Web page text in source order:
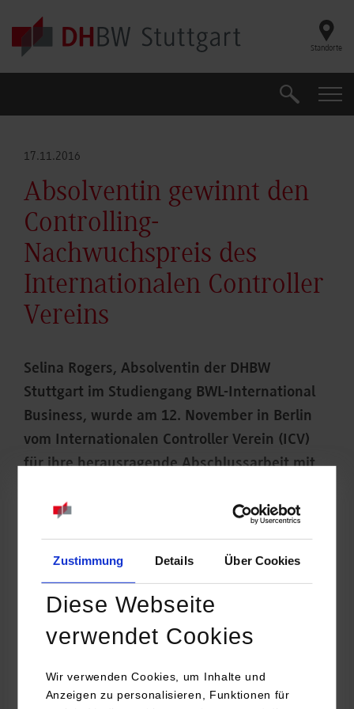
Zustimmung Details Über Cookies
Diese Webseite
verwendet Cookies
Wir verwenden Cookies, um Inhalte und
Anzeigen zu personalisieren, Funktionen für
Skip to main content
Standorte
Suche
17.11.2016
Absolventin gewinnt den
Controlling-
Nachwuchspreis des
Internationalen Controller
Vereins
Selina Rogers, Absolventin der DHBW
Stuttgart im Studiengang BWL-International
Business, wurde am 12. November in Berlin
vom Internationalen Controller Verein (ICV)
für ihre herausragende Abschlussarbeit mit
ausgezeichnet.